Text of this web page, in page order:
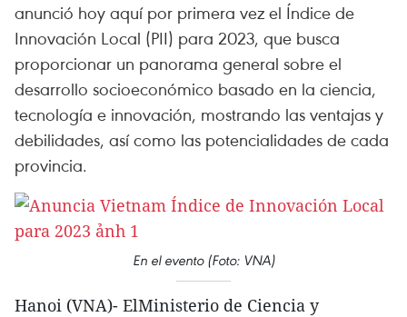
anunció hoy aquí por primera vez el Índice de
Innovación Local (PII) para 2023, que busca
proporcionar un panorama general sobre el
desarrollo socioeconómico basado en la ciencia,
tecnología e innovación, mostrando las ventajas y
debilidades, así como las potencialidades de cada
provincia.
En el evento (Foto: VNA)
Hanoi (VNA)- ElMinisterio de Ciencia y